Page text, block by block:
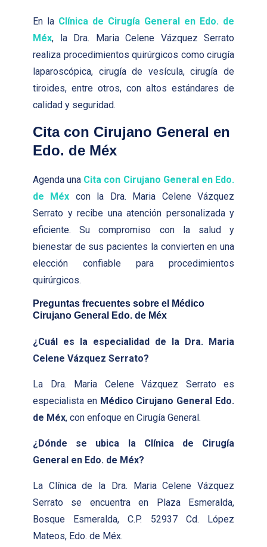
En la Clínica de Cirugía General en Edo. de
Méx, la Dra. Maria Celene Vázquez Serrato
realiza procedimientos quirúrgicos como cirugía
laparoscópica, cirugía de vesícula, cirugía de
tiroides, entre otros, con altos estándares de
calidad y seguridad.
Cita con Cirujano General en
Edo. de Méx
Agenda una Cita con Cirujano General en Edo.
de Méx con la Dra. Maria Celene Vázquez
Serrato y recibe una atención personalizada y
eficiente. Su compromiso con la salud y
bienestar de sus pacientes la convierten en una
elección confiable para procedimientos
quirúrgicos.
Preguntas frecuentes sobre el Médico
Cirujano General Edo. de Méx
¿Cuál es la especialidad de la Dra. Maria
Celene Vázquez Serrato?
La Dra. Maria Celene Vázquez Serrato es
especialista en Médico Cirujano General Edo.
de Méx, con enfoque en Cirugía General.
¿Dónde se ubica la Clínica de Cirugía
General en Edo. de Méx?
La Clínica de la Dra. Maria Celene Vázquez
Serrato se encuentra en Plaza Esmeralda,
Bosque Esmeralda, C.P. 52937 Cd. López
Mateos, Edo. de Méx.